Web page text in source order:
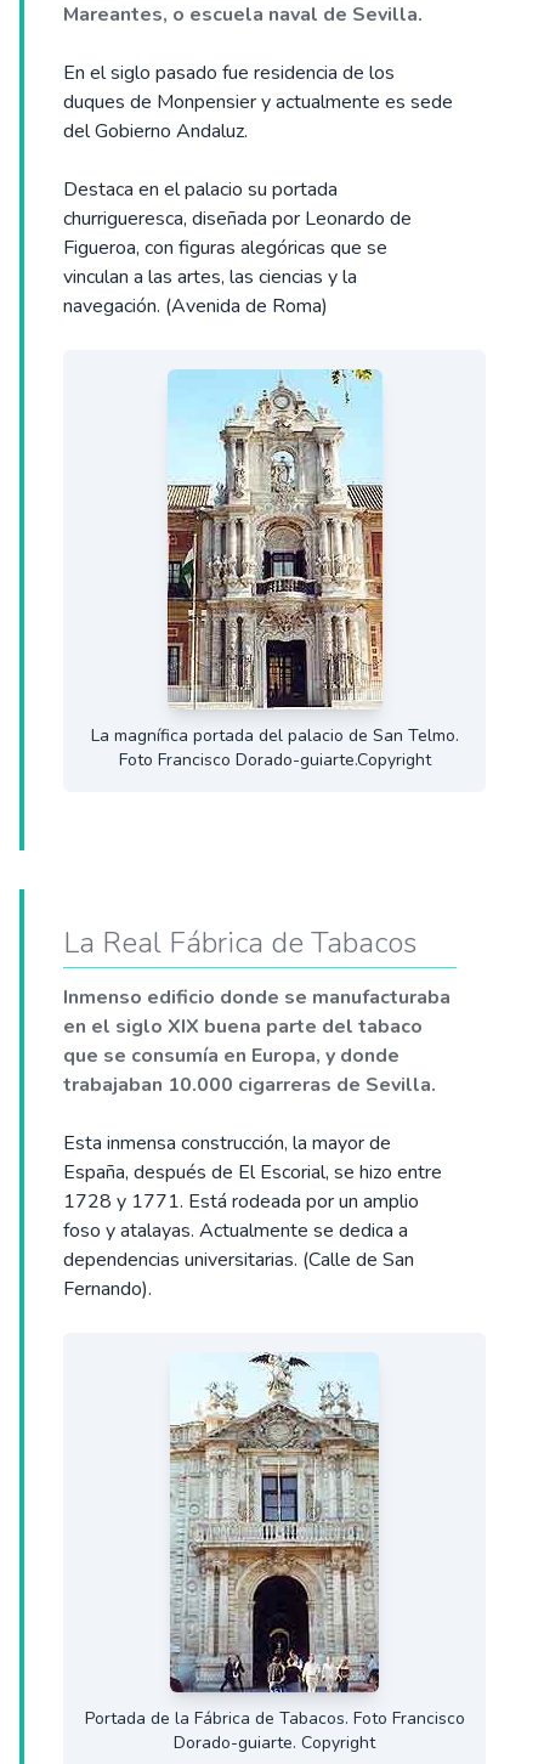
Mareantes, o escuela naval de Sevilla.
En el siglo pasado fue residencia de los
duques de Monpensier y actualmente es sede
del Gobierno Andaluz.
Destaca en el palacio su portada
churrigueresca, diseñada por Leonardo de
Figueroa, con figuras alegóricas que se
vinculan a las artes, las ciencias y la
navegación. (Avenida de Roma)
La magnífica portada del palacio de San Telmo.
Foto Francisco Dorado-guiarte.Copyright
La Real Fábrica de Tabacos
Inmenso edificio donde se manufacturaba
en el siglo XIX buena parte del tabaco
que se consumía en Europa, y donde
trabajaban 10.000 cigarreras de Sevilla.
Esta inmensa construcción, la mayor de
España, después de El Escorial, se hizo entre
1728 y 1771. Está rodeada por un amplio
foso y atalayas. Actualmente se dedica a
dependencias universitarias. (Calle de San
Fernando).
Portada de la Fábrica de Tabacos. Foto Francisco
Dorado-guiarte. Copyright